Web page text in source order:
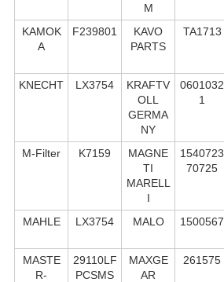
M
KAMOK
A
F239801
KAVO
PARTS
TA1713
KNECHT LX3754
KRAFTV
OLL
GERMA
NY
0601032
1
M-Filter K7159
MAGNE
TI
MARELL
I
1540723
70725
MAHLE LX3754 MALO 1500567
MASTE
R-
29110LF
PCSMS
MAXGE
AR
261575